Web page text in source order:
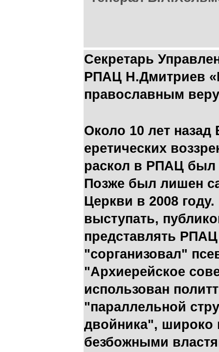
Секретарь
РПАЦ Н.Дмитриев
православным
Около 10 лет
еретических
раскол в РПАЦ был
Позже был лишен
Церкви в 2008
выступать,
представлять
"сорганизовал"
"Архиерейское
использован
"параллельной
двойника",
безбожными